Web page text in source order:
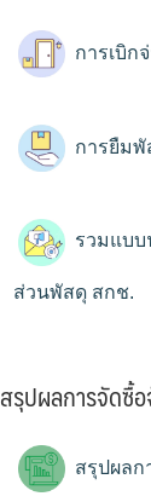
การเบิก
การยืมพั
รวมแบ
ส่วนพัสดุ สกช.
สรุปผลการจัดซื้
สรุปผลก